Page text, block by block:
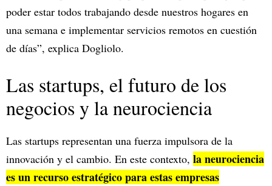
poder estar todos trabajando desde nuestros hogares en
una semana e implementar servicios remotos en cuestión
de días”, explica Dogliolo.
Las startups, el futuro de los
negocios y la neurociencia
Las startups representan una fuerza impulsora de la
innovación y el cambio. En este contexto, la neurociencia
es un recurso estratégico para estas empresas